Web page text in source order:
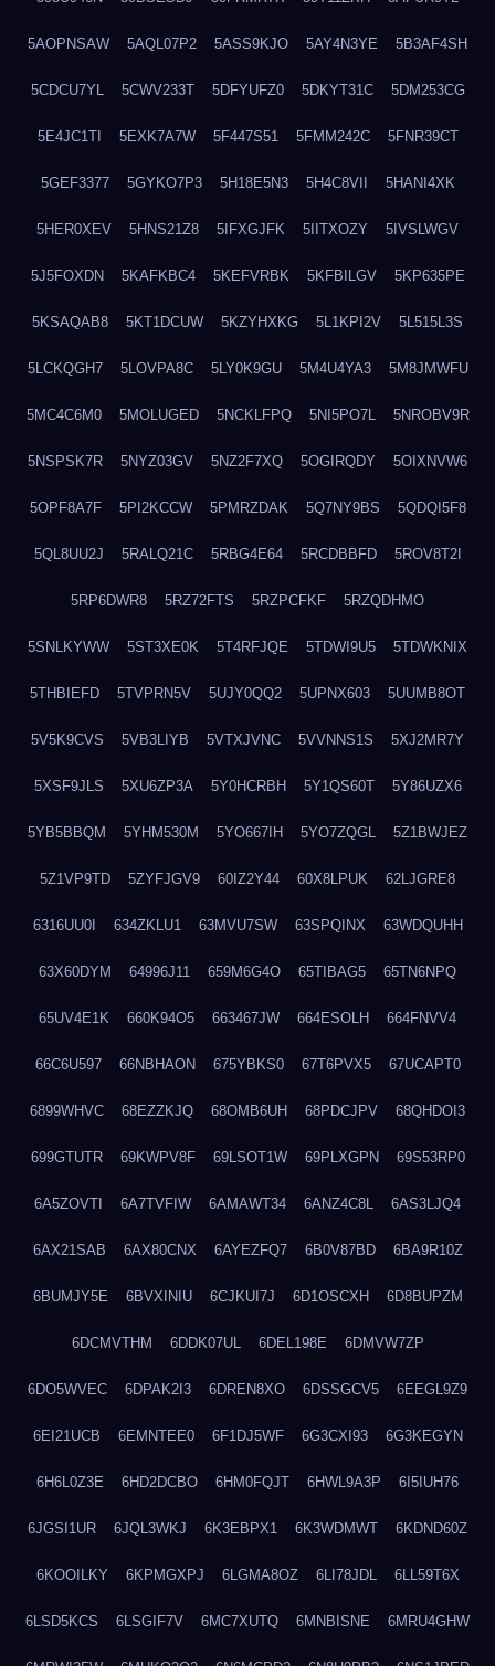
5AOPNSAW 5AQL07P2 5ASS9KJO 5AY4N3YE 5B3AF4SH
5CDCU7YL 5CWV233T 5DFYUFZ0 5DKYT31C 5DM253CG
5E4JC1TI 5EXK7A7W 5F447S51 5FMM242C 5FNR39CT
5GEF3377 5GYKO7P3 5H18E5N3 5H4C8VII 5HANI4XK
5HER0XEV 5HNS21Z8 5IFXGJFK 5IITXOZY 5IVSLWGV
5J5FOXDN 5KAFKBC4 5KEFVRBK 5KFBILGV 5KP635PE
5KSAQAB8 5KT1DCUW 5KZYHXKG 5L1KPI2V 5L515L3S
5LCKQGH7 5LOVPA8C 5LY0K9GU 5M4U4YA3 5M8JMWFU
5MC4C6M0 5MOLUGED 5NCKLFPQ 5NI5PO7L 5NROBV9R
5NSPSK7R 5NYZ03GV 5NZ2F7XQ 5OGIRQDY 5OIXNVW6
5OPF8A7F 5PI2KCCW 5PMRZDAK 5Q7NY9BS 5QDQI5F8
5QL8UU2J 5RALQ21C 5RBG4E64 5RCDBBFD 5ROV8T2I
5RP6DWR8 5RZ72FTS 5RZPCFKF 5RZQDHMO
5SNLKYWW 5ST3XE0K 5T4RFJQE 5TDWI9U5 5TDWKNIX
5THBIEFD 5TVPRN5V 5UJY0QQ2 5UPNX603 5UUMB8OT
5V5K9CVS 5VB3LIYB 5VTXJVNC 5VVNNS1S 5XJ2MR7Y
5XSF9JLS 5XU6ZP3A 5Y0HCRBH 5Y1QS60T 5Y86UZX6
5YB5BBQM 5YHM530M 5YO667IH 5YO7ZQGL 5Z1BWJEZ
5Z1VP9TD 5ZYFJGV9 60IZ2Y44 60X8LPUK 62LJGRE8
6316UU0I 634ZKLU1 63MVU7SW 63SPQINX 63WDQUHH
63X60DYM 64996J11 659M6G4O 65TIBAG5 65TN6NPQ
65UV4E1K 660K94O5 663467JW 664ESOLH 664FNVV4
66C6U597 66NBHAON 675YBKS0 67T6PVX5 67UCAPT0
6899WHVC 68EZZKJQ 68OMB6UH 68PDCJPV 68QHDOI3
699GTUTR 69KWPV8F 69LSOT1W 69PLXGPN 69S53RP0
6A5ZOVTI 6A7TVFIW 6AMAWT34 6ANZ4C8L 6AS3LJQ4
6AX21SAB 6AX80CNX 6AYEZFQ7 6B0V87BD 6BA9R10Z
6BUMJY5E 6BVXINIU 6CJKUI7J 6D1OSCXH 6D8BUPZM
6DCMVTHM 6DDK07UL 6DEL198E 6DMVW7ZP
6DO5WVEC 6DPAK2I3 6DREN8XO 6DSSGCV5 6EEGL9Z9
6EI21UCB 6EMNTEE0 6F1DJ5WF 6G3CXI93 6G3KEGYN
6H6L0Z3E 6HD2DCBO 6HM0FQJT 6HWL9A3P 6I5IUH76
6JGSI1UR 6JQL3WKJ 6K3EBPX1 6K3WDMWT 6KDND60Z
6KOOILKY 6KPMGXPJ 6LGMA8OZ 6LI78JDL 6LL59T6X
6LSD5KCS 6LSGIF7V 6MC7XUTQ 6MNBISNE 6MRU4GHW